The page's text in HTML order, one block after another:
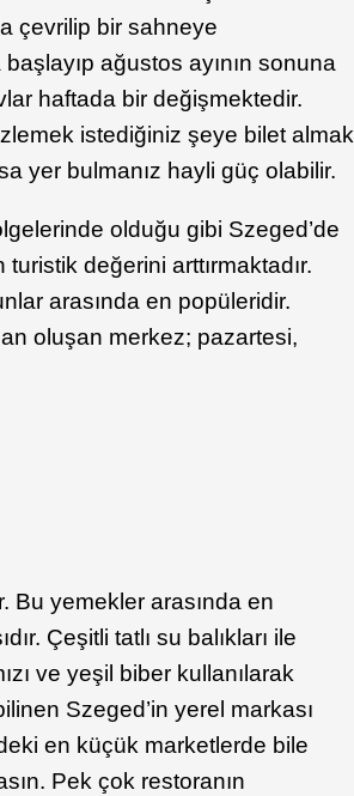
çevrilip bir sahneye
ağustos ayının sonuna
haftada bir değişmektedir.
istediğiniz şeye bilet almak
yer bulmanız hayli güç olabilir.
olduğu gibi Szeged’de
değerini arttırmaktadır.
arasında en popüleridir.
oluşan merkez; pazartesi,
Bu yemekler arasında en
Çeşitli tatlı su balıkları ile
ve yeşil biber kullanılarak
Szeged’in yerel markası
en küçük marketlerde bile
Pek çok restoranın